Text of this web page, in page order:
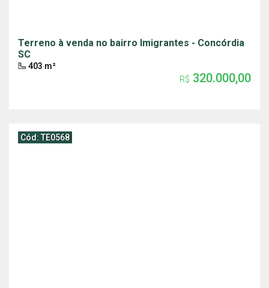
Terreno à venda no bairro Imigrantes - Concórdia
SC
403 m²
R$ 320.000,00
Cód: TE0568